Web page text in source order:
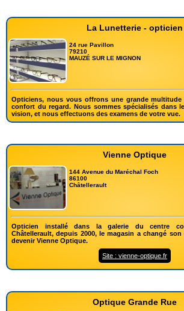
La Lunetterie - opticien
24 rue Pavillon
79210
MAUZÉ SUR LE MIGNON
Opticiens, nous vous offrons une grande
confort du regard. Nous sommes spécialisés dans
vision, et nous effectuons des examens de votre vue.
Vienne Optique
144 Avenue du Maréchal Foch
86100
Châtellerault
Opticien installé dans la galerie du centre
Châtellerault, depuis 2000, le magasin a changé
devenir Vienne Optique.
Site : vienne-optique.fr
Optique Grande Rue